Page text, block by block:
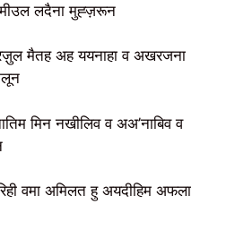
लदैना मुह्ज़रून
मैतह अह ययनाहा व अखरजना
मिन नखीलिव व अअ’नाबिव व
वमा अमिलत हु अयदीहिम अफला